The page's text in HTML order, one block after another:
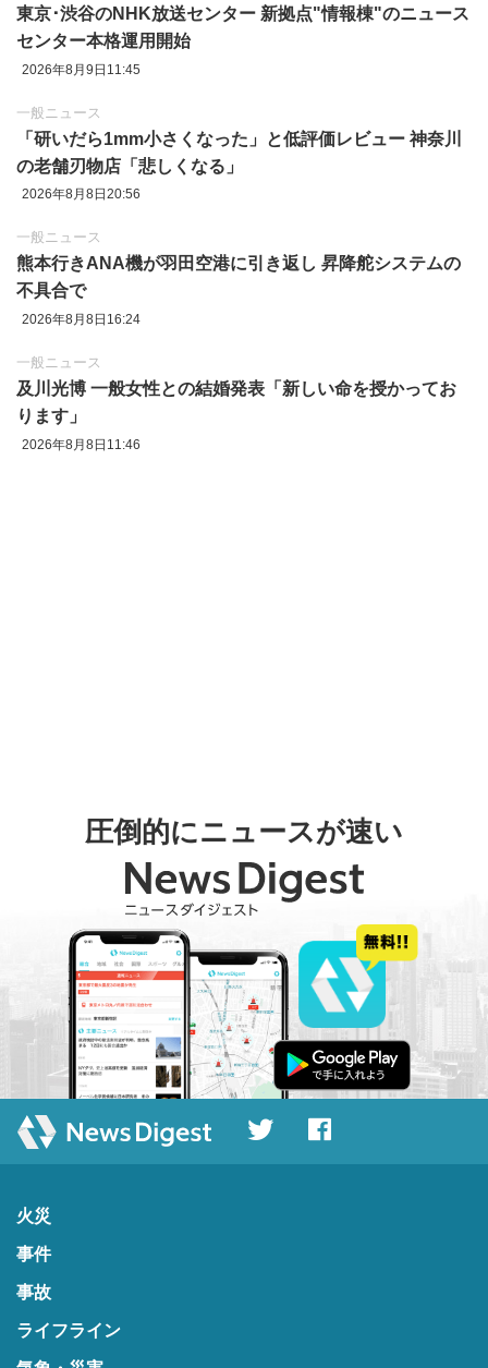
東京‪･‬渋谷のNHK放送センター 新拠点"情報棟"のニュース
センター本格運用開始
2026年8月9日11:45
一般ニュース
「研いだら1mm小さくなった」と低評価レビュー 神奈川
の老舗刃物店「悲しくなる」
2026年8月8日20:56
一般ニュース
熊本行きANA機が羽田空港に引き返し 昇降舵システムの
不具合で
2026年8月8日16:24
一般ニュース
及川光博 一般女性との結婚発表「新しい命を授かってお
ります」
2026年8月8日11:46
圧倒的にニュースが速い
火災
事件
事故
ライフライン